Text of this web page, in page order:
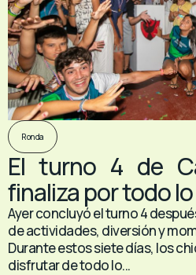
Ronda
El turno 4 de
finaliza por todo
Ayer concluyó el turno 4
de actividades, diversión y
Durante estos siete días, los
disfrutar de todo lo...